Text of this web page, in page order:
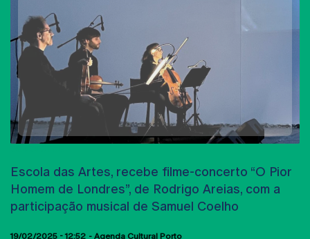
Escola das Artes, recebe filme-concerto “O Pior
Homem de Londres”, de Rodrigo Areias, com a
participação musical de Samuel Coelho
19/02/2025 - 12:52 Agenda Cultural Porto